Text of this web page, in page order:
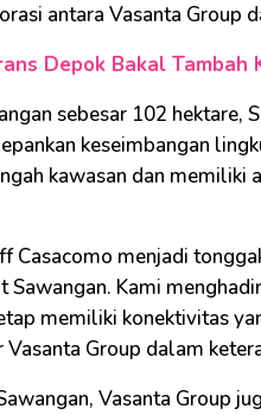
antara Vasanta Group
Depok Bakal Tambah
sebesar 102 hektare,
keseimbangan
kawasan dan memiliki
Casacomo menjadi
Sawangan. Kami
memiliki konektivitas
Group dalam
Vasanta Group